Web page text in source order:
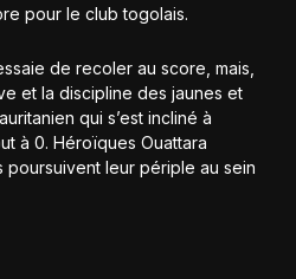
pour le club togolais.
de recoler au score, mais,
et la discipline des jaunes et
qui s’est incliné à
à 0. Héroïques Ouattara
poursuivent leur périple au sein